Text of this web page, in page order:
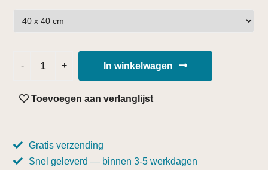
In winkelwagen
Toevoegen aan verlanglijst
Gratis verzending
Snel geleverd — binnen 3-5 werkdagen